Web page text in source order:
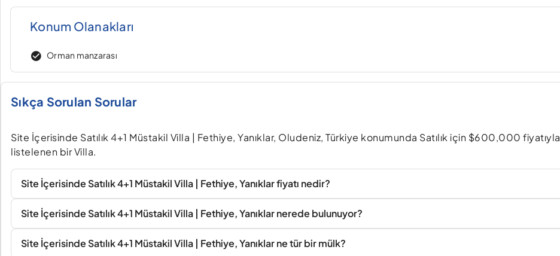
Konum Olanakları
Orman manzarası
Sıkça Sorulan Sorular
Site İçerisinde Satılık 4+1 Müstakil Villa | Fethiye, Yanıklar, Oludeniz, Türkiye konumunda Satılık için $600,000 fiyatıyla
listelenen bir Villa.
Site İçerisinde Satılık 4+1 Müstakil Villa | Fethiye, Yanıklar fiyatı nedir?
Site İçerisinde Satılık 4+1 Müstakil Villa | Fethiye, Yanıklar nerede bulunuyor?
Site İçerisinde Satılık 4+1 Müstakil Villa | Fethiye, Yanıklar ne tür bir mülk?